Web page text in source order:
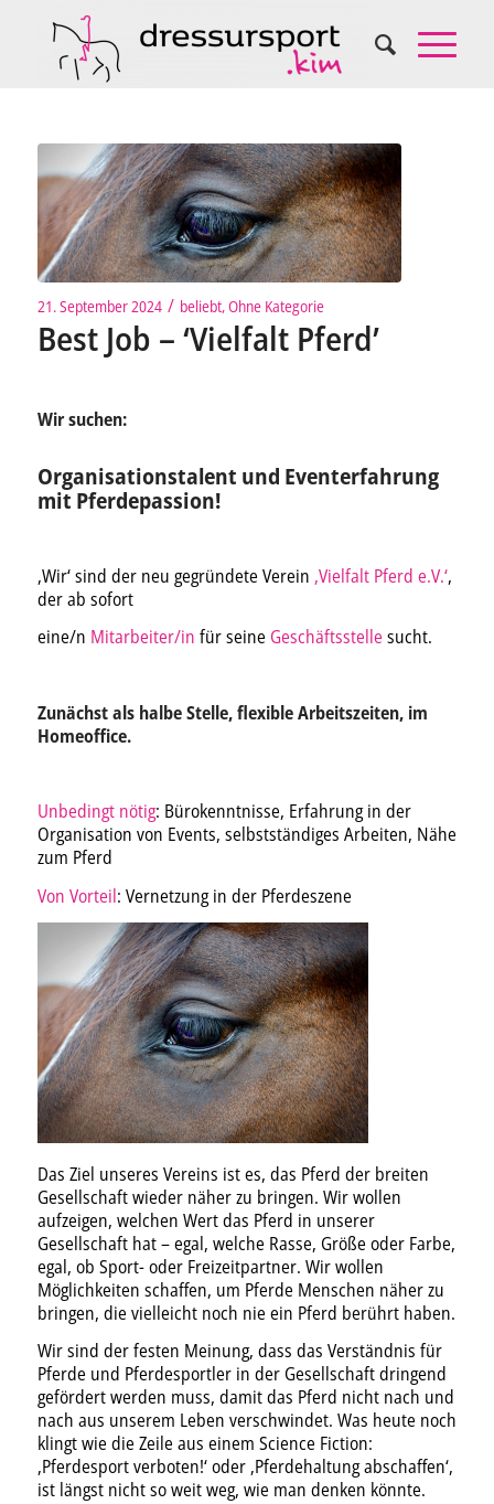
21. September 2024 / beliebt,Ohne Kategorie
Best Job – ‘Vielfalt Pferd’
Wir suchen:
Organisationstalent und Eventerfahrung
mit Pferdepassion!
‚Wir‘ sind der neu gegründete Verein ‚Vielfalt Pferd e.V.‘,
der ab sofort
eine/n Mitarbeiter/in für seine Geschäftsstelle sucht.
Zunächst als halbe Stelle, flexible Arbeitszeiten, im
Homeoffice.
Unbedingt nötig: Bürokenntnisse, Erfahrung in der
Organisation von Events, selbstständiges Arbeiten, Nähe
zum Pferd
Von Vorteil: Vernetzung in der Pferdeszene
Das Ziel unseres Vereins ist es, das Pferd der breiten
Gesellschaft wieder näher zu bringen. Wir wollen
aufzeigen, welchen Wert das Pferd in unserer
Gesellschaft hat – egal, welche Rasse, Größe oder Farbe,
egal, ob Sport- oder Freizeitpartner. Wir wollen
Möglichkeiten schaffen, um Pferde Menschen näher zu
bringen, die vielleicht noch nie ein Pferd berührt haben.
Wir sind der festen Meinung, dass das Verständnis für
Pferde und Pferdesportler in der Gesellschaft dringend
gefördert werden muss, damit das Pferd nicht nach und
nach aus unserem Leben verschwindet. Was heute noch
klingt wie die Zeile aus einem Science Fiction:
‚Pferdesport verboten!‘ oder ‚Pferdehaltung abschaffen‘,
ist längst nicht so weit weg, wie man denken könnte.